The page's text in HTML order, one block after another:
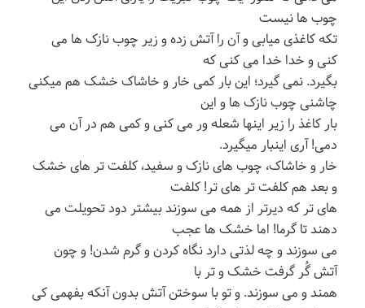
چوب ها نیست
تکه کاغذی میابی و آن را آتش زده و زیر چوب نازک ها می
کنی و خدا خدا می کنی که
بگیرد. نمی گیرد؛ این بار کمی خار و خاشاک خشک هم میکنی
چاشنی چوب نازک ها و این
بار کاغذ را زیر اینها شعله ور می کنی و کمی هم در آن می
دمی! آری اینبار میگیرد.
خار و خاشاک، چوب های نازک و سفید، کلفت تر های خشک
و بعد هم کلفت تر های تر! کلفت
های تر که دیرتر از همه می سوزند بیشتر دود تحویلت می
دهند تا گرما! اما خشک ها عجب
می سوزند و چه لذتی دارد نگاه کردن و گرم شدن! و چون
آتش گُر گرفت خشک و تر با
همند و می سوزند. و تو با سوختن آتش بدون آنکه بفهمی کی